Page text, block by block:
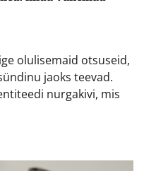
olulisemaid otsuseid,
jaoks teevad.
nurgakivi, mis